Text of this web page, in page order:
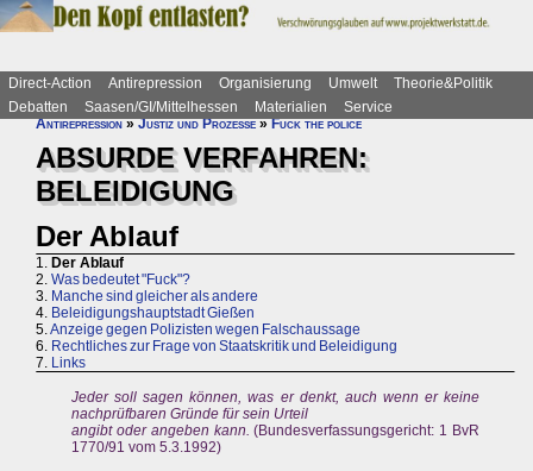
Direct-Action Antirepression Organisierung Umwelt
Theorie&Politik
Debatten
Saasen/GI/Mittelhessen Materialien
Service
Antirepression»Justiz und Prozesse»Fuck the police
ABSURDE VERFAHREN:
BELEIDIGUNG
Der Ablauf
1. Der Ablauf
2. Was bedeutet "Fuck"?
3. Manche sind gleicher als andere
4. Beleidigungshauptstadt Gießen
5.Anzeige gegen Polizisten wegen Falschaussage
6. Rechtliches zur Frage von Staatskritik und Beleidigung
7. Links
Jeder soll sagen können, was er denkt, auch wenn er keine
nachprüfbaren Gründe für sein Urteil
angibt oder angeben kann.(Bundesverfassungsgericht: 1 BvR
1770/91 vom 5.3.1992)